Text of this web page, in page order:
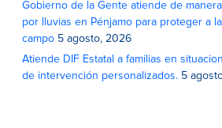
Gobierno de la Gente atiende de
por lluvias en Pénjamo para proteger a
campo 5 agosto, 2026
Atiende DIF Estatal a familias en
de intervención personalizados. 5